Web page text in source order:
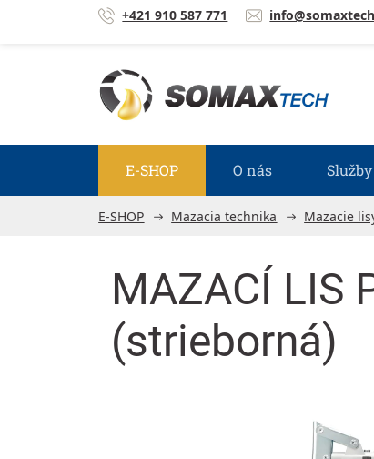
Prejsť na obsah +421 910 587 771
E-SHOP O nás Služby
E-SHOP Mazacia technika Mazacie
MAZACÍ LIS
(strieborná)